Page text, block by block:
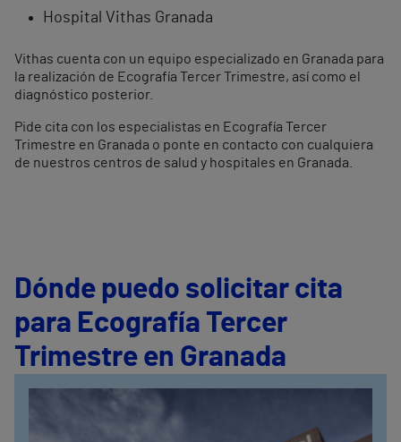
Hospital Vithas Granada
Vithas cuenta con un equipo especializado en Granada para
la realización de Ecografía Tercer Trimestre, así como el
diagnóstico posterior.
Pide cita con los especialistas en Ecografía Tercer
Trimestre en Granada o ponte en contacto con cualquiera
de nuestros centros de salud y hospitales en Granada.
Dónde puedo solicitar cita
para Ecografía Tercer
Trimestre en Granada